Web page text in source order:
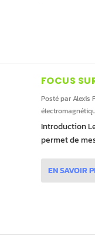
FOCUS
Posté parAlexis
Introduction
permet de
EN SAVOIR